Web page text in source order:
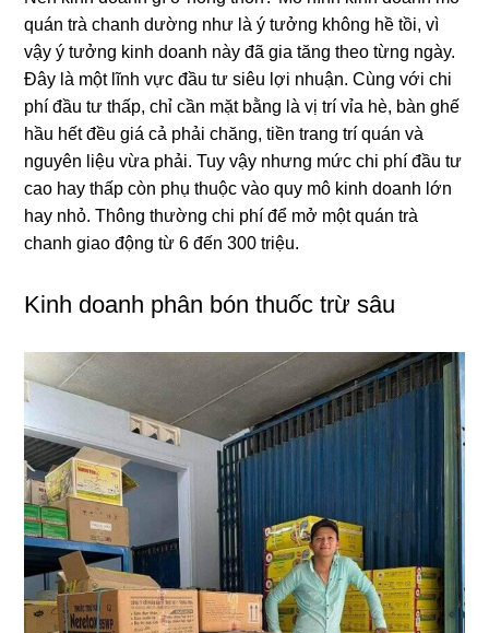
quán trà chanh dường như là ý tưởng không hề tồi, vì
vậy ý tưởng kinh doanh này đã gia tăng theo từng ngày.
Đây là một lĩnh vực đầu tư siêu lợi nhuận. Cùng với chi
phí đầu tư thấp, chỉ cần mặt bằng là vị trí vỉa hè, bàn ghế
hầu hết đều giá cả phải chăng, tiền trang trí quán và
nguyên liệu vừa phải. Tuy vậy nhưng mức chi phí đầu tư
cao hay thấp còn phụ thuộc vào quy mô kinh doanh lớn
hay nhỏ. Thông thường chi phí để mở một quán trà
chanh giao động từ 6 đến 300 triệu.
Kinh doanh phân bón thuốc trừ sâu